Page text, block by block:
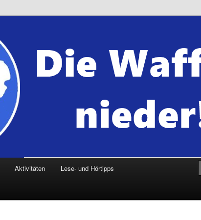
Aktivitäten Lese- und Hörtipps